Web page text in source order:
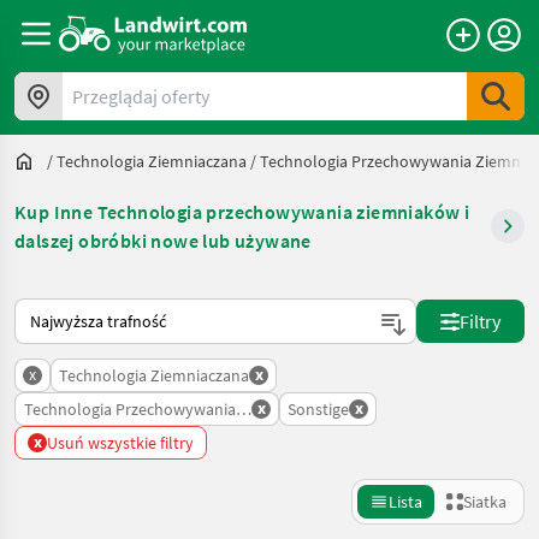
Przeglądaj oferty
/Technologia Ziemniaczana /Technologia Przechowywania
Kup Inne Technologia przechowywania ziemniaków i
dalszej obróbki nowe lub używane
Tak sortuje się na Landwirt.com
Filtry
x Technologia Ziemniaczana x
Technologia Przechowywania Ziemniakow I Dalszej Obrobki
x Sonstige x
x Usuń wszystkie filtry
Lista Siatka